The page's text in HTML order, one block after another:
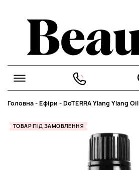
Головна-Ефіри -DoTERRA Ylang Ylang Oil
ТОВАР ПІД ЗАМОВЛЕННЯ